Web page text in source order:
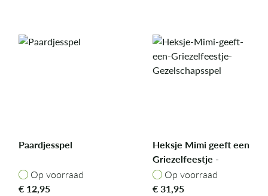
Paardjesspel
Op voorraad
Op voorraad
€ 12,95
Heksje Mimi geeft een
Griezelfeestje -
Gezelschapsspel
Op voorraad
Op voorraad
€31,95